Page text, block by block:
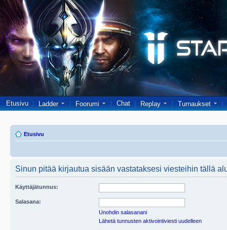
Etusivu Ladder Foorumi Chat Replay Turnaukset
Etusivu
Sinun pitää kirjautua sisään vastataksesi viesteihin tällä
Käyttäjätunnus:
Salasana:
Unohdin salasanani
Lähetä tunnusten aktivointiviesti uudelleen